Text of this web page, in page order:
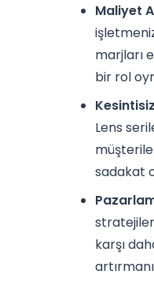
Maliyet
marjları
bir rol
Lens
sadakat
karşı